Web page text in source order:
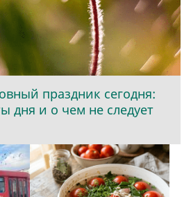
праздник сегодня:
дня и о чем не следует